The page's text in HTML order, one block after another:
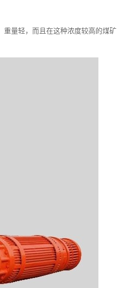
重量轻，而且在这种浓度较高的煤矿